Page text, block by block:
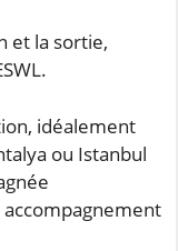
et la sortie,
idéalement
ou Istanbul
accompagnement